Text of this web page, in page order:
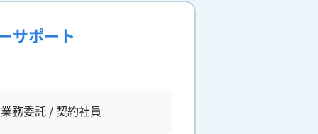
サポート
業務委託 / 契約社員